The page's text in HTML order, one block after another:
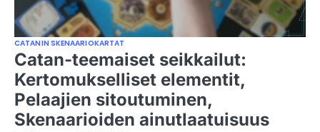
CATANIN SKENAARIOKARTAT
Catan-teemaiset seikkailut:
Kertomukselliset elementit,
Pelaajien sitoutuminen,
Skenaarioiden ainutlaatuisuus